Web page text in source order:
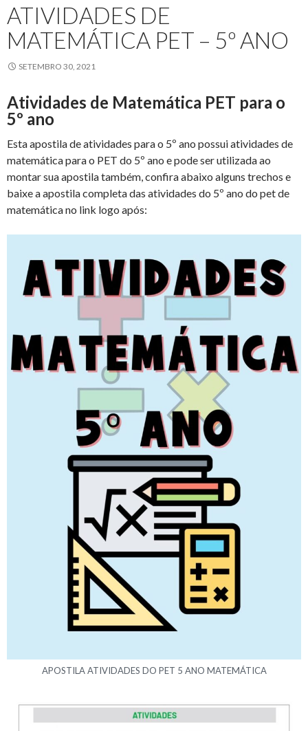
ATIVIDADES DE
MATEMÁTICA PET – 5º ANO
SETEMBRO 30, 2021
Atividades de Matemática PET para o
5º ano
Esta apostila de atividades para o 5º ano possui atividades de
matemática para o PET do 5º ano e pode ser utilizada ao
montar sua apostila também, confira abaixo alguns trechos e
baixe a apostila completa das atividades do 5º ano do pet de
matemática no link logo após:
APOSTILA ATIVIDADES DO PET 5 ANO MATEMÁTICA